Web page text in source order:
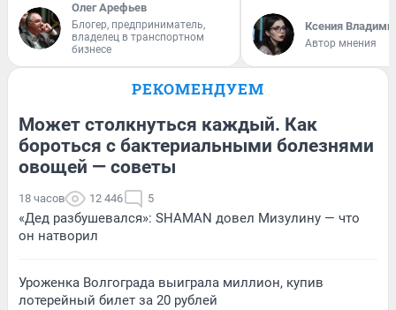
Олег Арефьев
Блогер, предприниматель,
владелец в транспортном
бизнесе
Ксения
Автор мнения
РЕКОМЕНДУЕМ
Может столкнуться каждый. Как
бороться с бактериальными болезнями
овощей — советы
18 часов 12 446 5
«Дед разбушевался»: SHAMAN довел Мизулину — что
он натворил
Уроженка Волгограда выиграла миллион, купив
лотерейный билет за 20 рублей